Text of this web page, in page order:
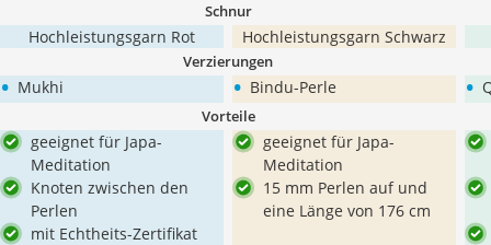
Schnur
Hochleistungsgarn Rot Hochleistungsgarn Schwarz
Verzierungen
• Mukhi • Bindu-Perle •
Vorteile
geeignet für Japa-
Meditation
Knoten zwischen den
Perlen
mit Echtheits-Zertifikat
geeignet für Japa-
Meditation
15 mm Perlen auf und
eine Länge von 176 cm